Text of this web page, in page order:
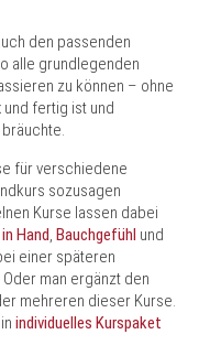
den passenden
alle grundlegenden
zu können – ohne
fertig ist und
für verschiedene
sozusagen
Kurse lassen dabei
Hand, Bauchgefühl und
einer späteren
man ergänzt den
mehreren dieser Kurse.
individuelles Kurspaket